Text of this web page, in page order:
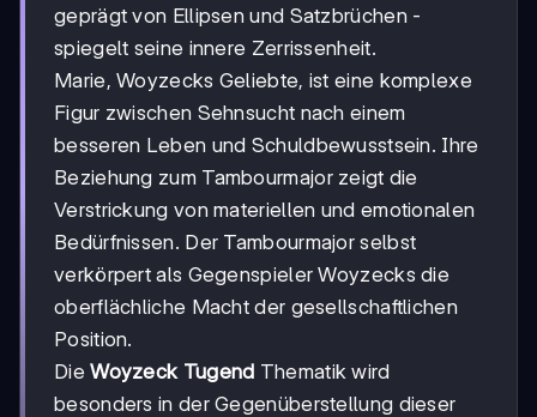
geprägt von Ellipsen und Satzbrüchen -
spiegelt seine innere Zerrissenheit.
Marie, Woyzecks Geliebte, ist eine komplexe
Figur zwischen Sehnsucht nach einem
besseren Leben und Schuldbewusstsein. Ihre
Beziehung zum Tambourmajor zeigt die
Verstrickung von materiellen und emotionalen
Bedürfnissen. Der Tambourmajor selbst
verkörpert als Gegenspieler Woyzecks die
oberflächliche Macht der gesellschaftlichen
Position.
DieWoyzeck Tugend Thematik wird
besonders in der Gegenüberstellung dieser